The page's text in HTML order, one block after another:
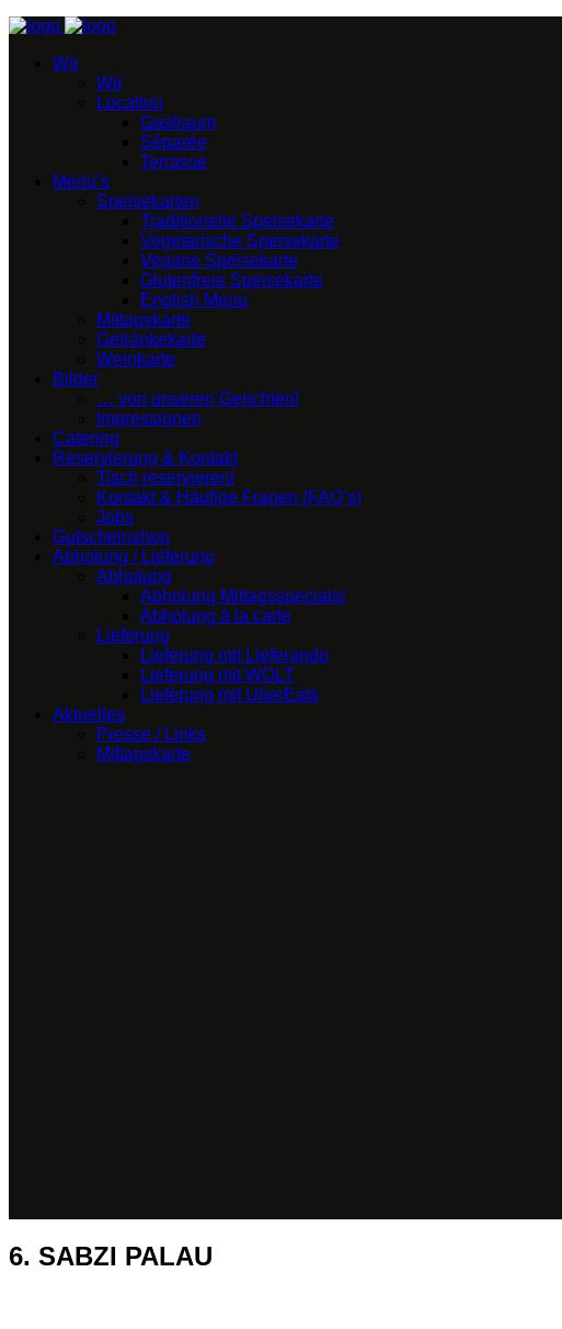
Wir
Wir
Location
Gastraum
Séparée
Terrasse
Menü’s
Speisekarten
Traditionelle Speisekarte
Vegetarische Speisekarte
Vegane Speisekarte
Glutenfreie Speisekarte
English Menu
Mittagskarte
Getränkekarte
Weinkarte
Bilder
… von unseren Gerichten!
Impressionen
Catering
Reservierung & Kontakt
Tisch reservieren!
Kontakt & Häufige Fragen (FAQ’s)
Jobs
Gutscheinshop
Abholung / Lieferung
Abholung
Abholung Mittagsspecials!
Abholung á la carte
Lieferung
Lieferung mit Lieferando
Lieferung mit WOLT
Lieferung mit UberEats
Aktuelles
Presse / Links
Mittagskarte
6. SABZI PALAU